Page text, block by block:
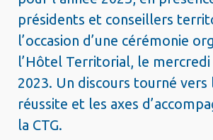
présidents et conseillers
l’occasion d’une cérémonie
l’Hôtel Territorial, le mercredi
2023. Un discours tourné vers
réussite et les axes
la CTG.